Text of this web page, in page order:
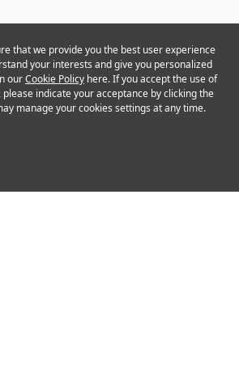
that we provide you the best user experience
your interests and give you personalized
ourCookie Policy here. If you accept the use of
indicate your acceptance by clicking the
manage your cookies settings at any time.